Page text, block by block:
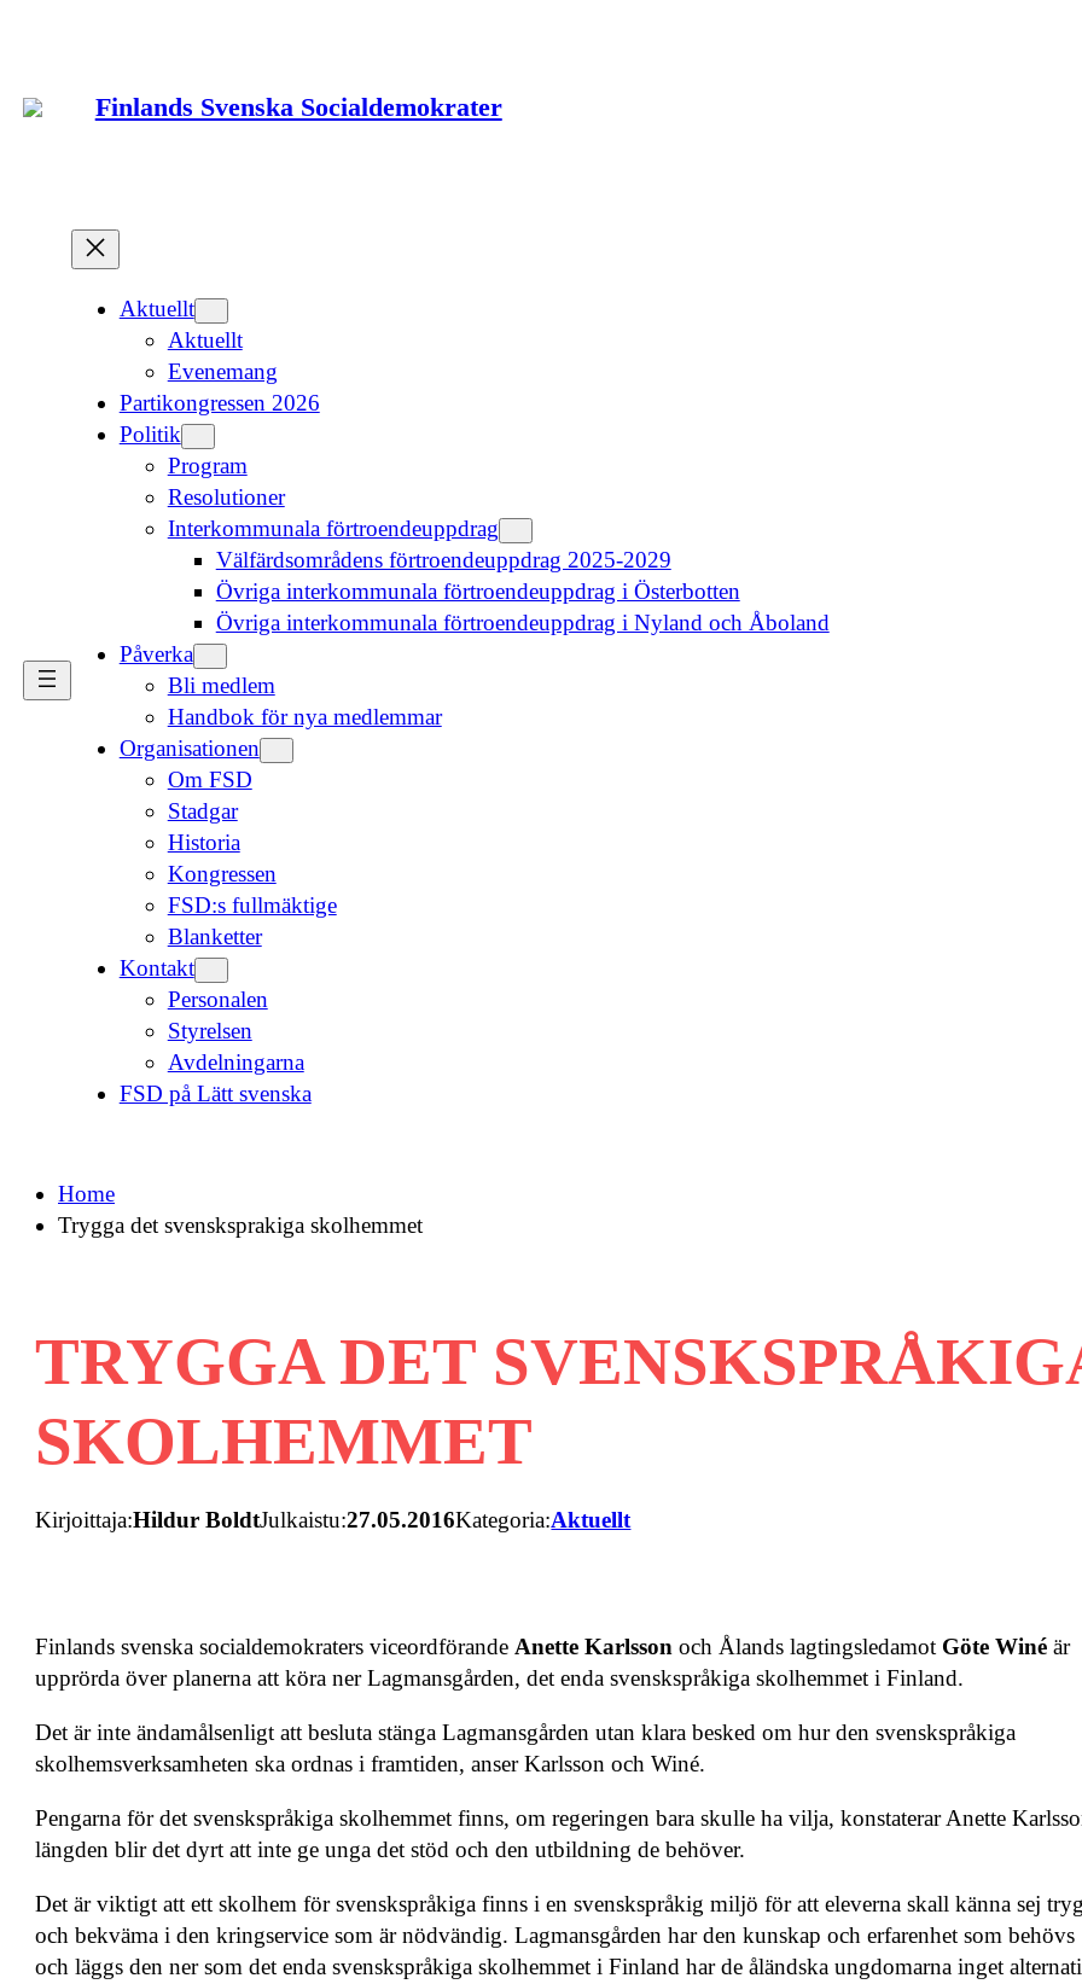
Finlands Svenska Socialdemokrater
Aktuellt
Aktuellt
Evenemang
Partikongressen 2026
Politik
Program
Resolutioner
Interkommunala förtroendeuppdrag
Välfärdsområdens förtroendeuppdrag 2025-2029
Övriga interkommunala förtroendeuppdrag i Österbotten
Övriga interkommunala förtroendeuppdrag i Nyland och Åboland
Påverka
Bli medlem
Handbok för nya medlemmar
Organisationen
Om FSD
Stadgar
Historia
Kongressen
FSD:s fullmäktige
Blanketter
Kontakt
Personalen
Styrelsen
Avdelningarna
FSD på Lätt svenska
Home
Trygga det svensksprakiga skolhemmet
TRYGGA DET
SKOLHEMMET
Kirjoittaja:Hildur BoldtJulkaistu:27.05.2016Kategoria:Aktuellt
Finlands svenska socialdemokraters viceordförande Anette Karlsson och Ålands lagtingsledamot Göte Winé är
upprörda över planerna att köra ner Lagmansgården, det enda svenskspråkiga skolhemmet i Finland.
Det är inte ändamålsenligt att besluta stänga Lagmansgården utan klara besked om hur den svenskspråkiga
skolhemsverksamheten ska ordnas i framtiden, anser Karlsson och Winé.
Pengarna för det svenskspråkiga skolhemmet finns, om regeringen bara skulle ha vilja, konstaterar Anette
längden blir det dyrt att inte ge unga det stöd och den utbildning de behöver.
Det är viktigt att ett skolhem för svenskspråkiga finns i en svenskspråkig miljö för att eleverna skall känna sej
och bekväma i den kringservice som är nödvändig. Lagmansgården har den kunskap och erfarenhet som behövs
och läggs den ner som det enda svenskspråkiga skolhemmet i Finland har de åländska ungdomarna inget